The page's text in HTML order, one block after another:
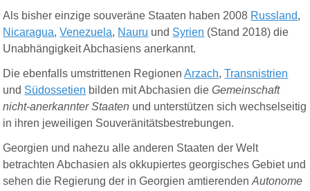
Als bisher einzige souveräne Staaten haben 2008 Russland,
Nicaragua,Venezuela, Nauru und Syrien (Stand 2018) die
Unabhängigkeit Abchasiens anerkannt.
Die ebenfalls umstrittenen RegionenArzach,Transnistrien
und Südossetien bilden mit Abchasien dieGemeinschaft
nicht-anerkannter Staaten und unterstützen sich wechselseitig
in ihren jeweiligen Souveränitätsbestrebungen.
Georgien und nahezu alle anderen Staaten der Welt
betrachten Abchasien als okkupiertes georgisches Gebiet und
sehen die Regierung der in Georgien amtierendenAutonome